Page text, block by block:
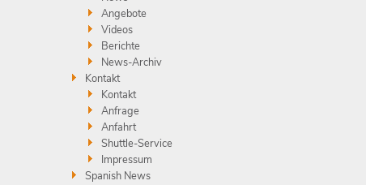
Angebote
Videos
Berichte
News-Archiv
Kontakt
Kontakt
Anfrage
Anfahrt
Shuttle-Service
Impressum
Spanish News